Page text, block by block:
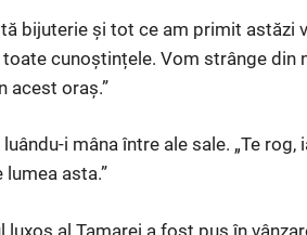
bijuterie și tot ce am primit astăzi
cunoștințele. Vom strânge din
acest oraș.”
i mâna între ale sale. „Te
asta.”
al Tamarei a fost pus în